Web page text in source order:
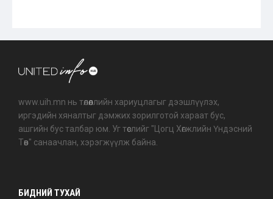
www.uih.mn нь төлөөллийн хариуцлагыг дээшлүүлэх,
иргэдийн хяналтыг дэмжих зорилготой хараат бус,
ашгийн бус талбар юм. Уг төслийг "Цогц Хөгжлийн Үндэсний
Төв" санаачлан, хэрэгжүүлж байна.
БИДНИЙ ТУХАЙ